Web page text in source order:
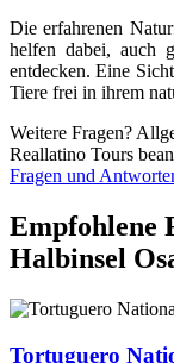
Die erfahrenen
helfen dabei, auch
entdecken. Eine
Tiere frei in ihrem
Weitere Fragen?
Reallatino Tours
Fragen und
Empfohlene
Halbinsel
Tortuguero